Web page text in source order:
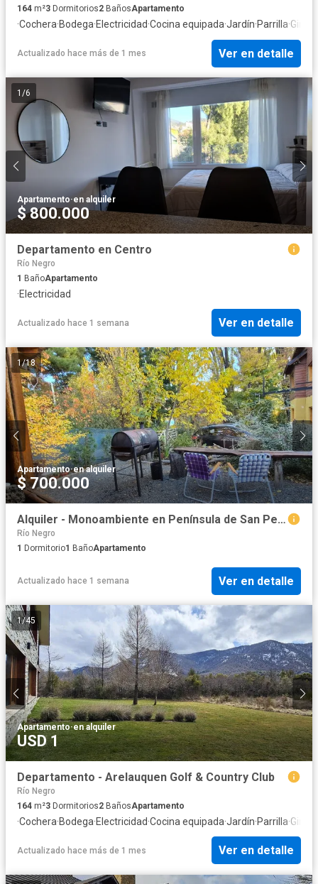
164 m²3 Dormitorios2 BañosApartamento
·Cochera·Bodega·Electricidad·Cocina equipada·Jardín·Parrilla·
Actualizado hace más de 1 mes Ver en detalle
1 /6
Apartamento·en alquiler
$ 800.000
Departamento en Centro
Río Negro
1 BañoApartamento
·Electricidad
Actualizado hace 1 semana Ver en detalle
1/18
Apartamento·en alquiler
$ 700.000
Alquiler - Monoambiente en Península de San Pedro
Río Negro
1 Dormitorio1 BañoApartamento
Actualizado hace 1 semana Ver en detalle
1/45
Apartamento·en alquiler
USD 1
Departamento - Arelauquen Golf & Country Club
Río Negro
164 m²3 Dormitorios2 BañosApartamento
·Cochera·Bodega·Electricidad·Cocina equipada·Jardín·Parrilla·
Actualizado hace más de 1 mes Ver en detalle